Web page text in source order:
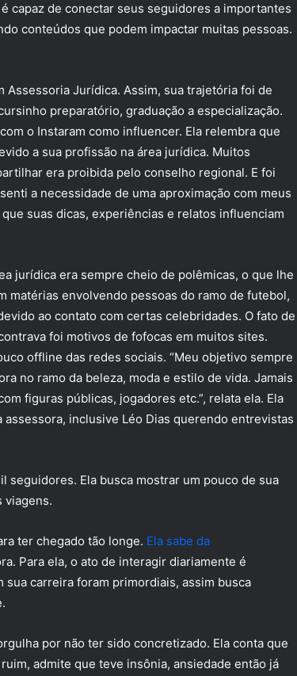
capaz de conectar seus seguidores a importantes
conteúdos que podem impactar muitas pessoas.
Assessoria Jurídica. Assim, sua trajetória foi de
preparatório, graduação a especialização.
o Instaram como influencer. Ela relembra que
a sua profissão na área jurídica. Muitos
era proibida pelo conselho regional. E foi
a necessidade de uma aproximação com meus
suas dicas, experiências e relatos influenciam
jurídica era sempre cheio de polêmicas, o que lhe
matérias envolvendo pessoas do ramo de futebol,
ao contato com certas celebridades. O fato de
foi motivos de fofocas em muitos sites.
offline das redes sociais. “Meu objetivo sempre
no ramo da beleza, moda e estilo de vida. Jamais
figuras públicas, jogadores etc.”, relata ela. Ela
inclusive Léo Dias querendo entrevistas
seguidores. Ela busca mostrar um pouco de sua
viagens.
ter chegado tão longe. Ela sabe da
Para ela, o ato de interagir diariamente é
sua carreira foram primordiais, assim busca
por não ter sido concretizado. Ela conta que
admite que teve insônia, ansiedade então já